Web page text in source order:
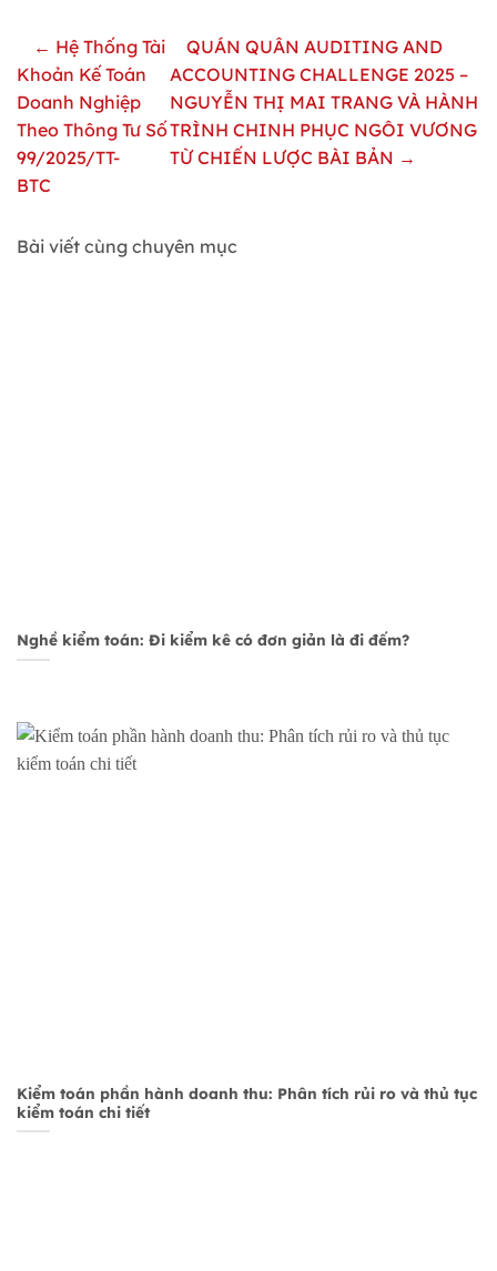
← Hệ Thống Tài
Khoản Kế Toán
Doanh Nghiệp
Theo Thông Tư Số
99/2025/TT-
BTC
QUÁN QUÂN AUDITING AND
ACCOUNTING CHALLENGE 2025 –
NGUYỄN THỊ MAI TRANG VÀ HÀNH
TRÌNH CHINH PHỤC NGÔI VƯƠNG
TỪ CHIẾN LƯỢC BÀI BẢN →
Bài viết cùng chuyên mục
Nghề kiểm toán: Đi kiểm kê có đơn giản là đi đếm?
Kiểm toán phần hành doanh thu: Phân tích rủi ro và thủ tục
kiểm toán chi tiết